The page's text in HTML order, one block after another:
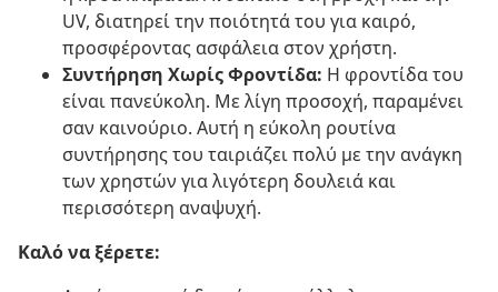
UV, διατηρεί την ποιότητά του για καιρό,
προσφέροντας ασφάλεια στον χρήστη.
Συντήρηση Χωρίς Φροντίδα: Η φροντίδα του
είναι πανεύκολη. Με λίγη προσοχή, παραμένει
σαν καινούριο. Αυτή η εύκολη ρουτίνα
συντήρησης του ταιριάζει πολύ με την ανάγκη
των χρηστών για λιγότερη δουλειά και
περισσότερη αναψυχή.
Καλό να ξέρετε: